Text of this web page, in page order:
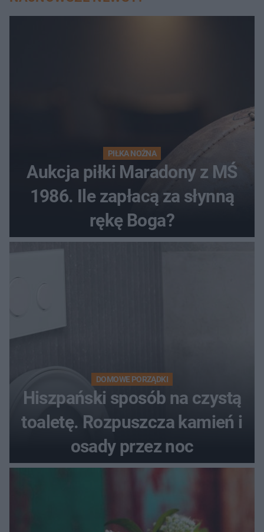
PIŁKA NOŻNA
Aukcja piłki Maradony z MŚ
1986. Ile zapłacą za słynną
rękę Boga?
DOMOWE PORZĄDKI
Hiszpański sposób na czystą
toaletę. Rozpuszcza kamień i
osady przez noc